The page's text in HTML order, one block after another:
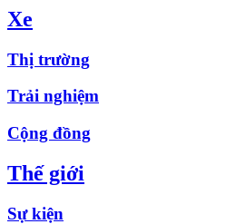
Xe
Thị trường
Trải nghiệm
Cộng đồng
Thế giới
Sự kiện